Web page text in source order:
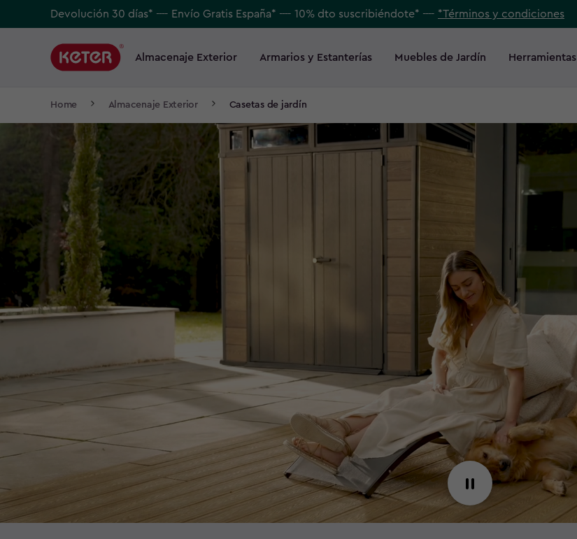
to
Devolución 30 días* ---- Envío Gratis España* ---- 10% dto suscribiéndote* ---- *Términos y condiciones
navigation
Almacenaje Exterior Armarios y Estanterías Muebles de Jardín Herramientas
Main
Home Almacenaje Exterior Casetas de jardín
Pause